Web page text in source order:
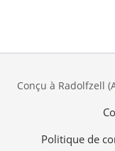
Conçu à Radolfzell
Politique de